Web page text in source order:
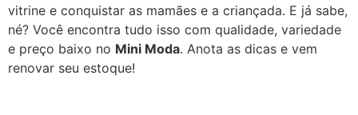
vitrine e conquistar as mamães e a criançada. E já sabe,
né? Você encontra tudo isso com qualidade, variedade
e preço baixo no Mini Moda. Anota as dicas e vem
renovar seu estoque!